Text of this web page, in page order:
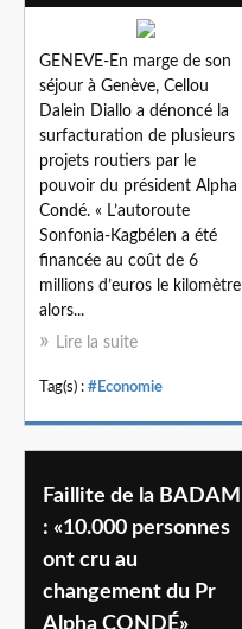
GENEVE-En marge de son
séjour à Genève, Cellou
Dalein Diallo a dénoncé la
surfacturation de plusieurs
projets routiers par le
pouvoir du président Alpha
Condé. « L’autoroute
Sonfonia-Kagbélen a été
financée au coût de 6
millions d’euros le kilomètre
alors...
Lire la suite
Tag(s) : #Economie
Faillite de la BADAM
: «10.000 personnes
ont cru au
changement du Pr
Alpha CONDÉ»